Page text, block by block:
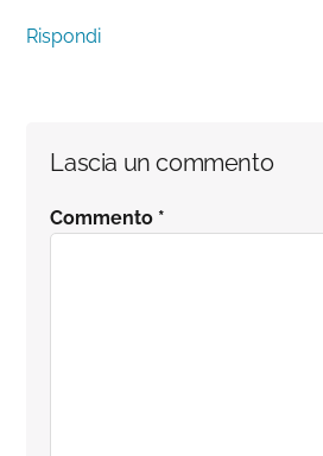
Rispondi
Lascia un commento
Commento *